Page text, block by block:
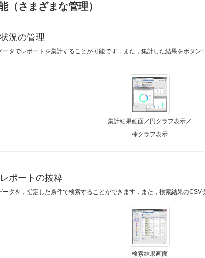
（さまざまな管理）
況の管理
ータでレポートを集計することが可能です．また，集計した結果をボタン
集計結果画面／円グラフ表示／
棒グラフ表示
ポートの抜粋
ータを，指定した条件で検索することができます．また，検索結果のCSV
検索結果画面